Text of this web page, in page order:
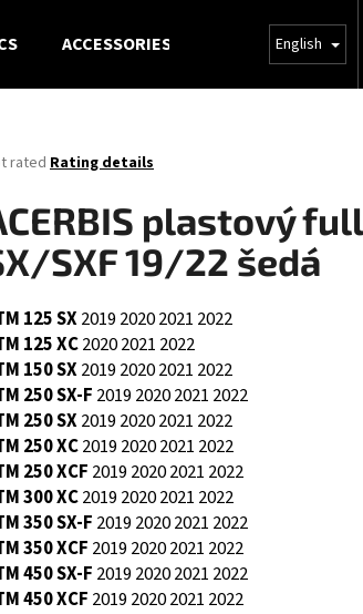
ACCESSORIES English
rated Rating details
plastový
SXF 19/22 šedá
125 SX2019 20202021 2022
125 XC20202021 2022
150 SX2019 20202021 2022
250 SX-F 2019 20202021 2022
250 SX2019 20202021 2022
250 XC2019 20202021 2022
250 XCF 2019 20202021 2022
300 XC2019 20202021 2022
350 SX-F 2019 20202021 2022
350 XCF 2019 20202021 2022
450 SX-F 2019 20202021 2022
450 XCF 2019 20202021 2022